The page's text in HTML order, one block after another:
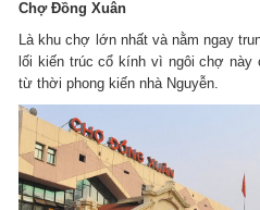
Chợ Đồng Xuân
Là khu chợ lớn nhất và nằm ngay
lối kiến trúc cổ kính vì ngôi chợ này
từ thời phong kiến nhà Nguyễn.